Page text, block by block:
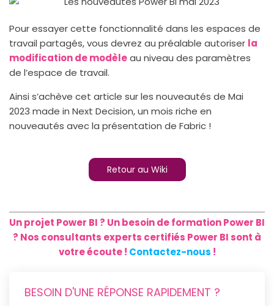
Pour essayer cette fonctionnalité dans les espaces de
travail partagés, vous devrez au préalable autoriser la
modification de modèleau niveau des paramètres
de l’espace de travail.
Ainsi s’achève cet article sur les nouveautés de Mai
2023 made in Next Decision, un mois riche en
nouveautés avec la présentation de Fabric !
Retour au Wiki
Un projet Power BI ? Un besoin de formation Power BI
? Nos consultants experts certifiés Power BI sont à
votre écoute ! Contactez-nous !
BESOIN D'UNE RÉPONSE RAPIDEMENT ?